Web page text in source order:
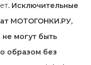
. Исключительные
МОТОГОНКИ.РУ,
могут быть
образом без